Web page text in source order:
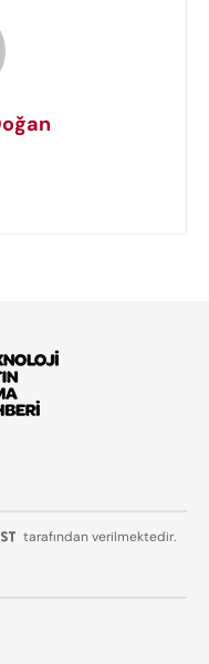
tarafından verilmektedir.